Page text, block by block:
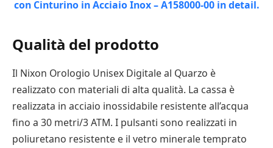
Qualità del prodotto
Il Nixon Orologio Unisex Digitale al Quarzo è
realizzato con materiali di alta qualità. La cassa è
realizzata in acciaio inossidabile resistente all’acqua
fino a 30 metri/3 ATM. I pulsanti sono realizzati in
poliuretano resistente e il vetro minerale temprato